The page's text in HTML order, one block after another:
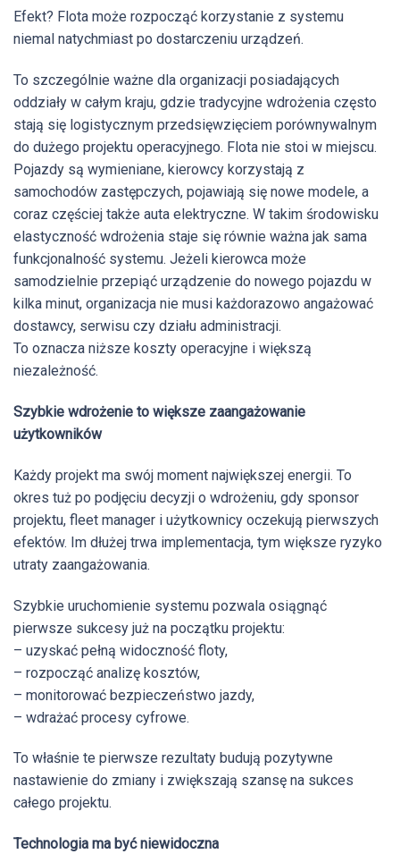
Efekt? Flota może rozpocząć korzystanie z systemu
niemal natychmiast po dostarczeniu urządzeń.
To szczególnie ważne dla organizacji posiadających
oddziały w całym kraju, gdzie tradycyjne wdrożenia często
stają się logistycznym przedsięwzięciem porównywalnym
do dużego projektu operacyjnego. Flota nie stoi w miejscu.
Pojazdy są wymieniane, kierowcy korzystają z
samochodów zastępczych, pojawiają się nowe modele, a
coraz częściej także auta elektryczne. W takim środowisku
elastyczność wdrożenia staje się równie ważna jak sama
funkcjonalność systemu. Jeżeli kierowca może
samodzielnie przepiąć urządzenie do nowego pojazdu w
kilka minut, organizacja nie musi każdorazowo angażować
dostawcy, serwisu czy działu administracji.
To oznacza niższe koszty operacyjne i większą
niezależność.
Szybkie wdrożenie to większe zaangażowanie
użytkowników
Każdy projekt ma swój moment największej energii. To
okres tuż po podjęciu decyzji o wdrożeniu, gdy sponsor
projektu, fleet manager i użytkownicy oczekują pierwszych
efektów. Im dłużej trwa implementacja, tym większe ryzyko
utraty zaangażowania.
Szybkie uruchomienie systemu pozwala osiągnąć
pierwsze sukcesy już na początku projektu:
– uzyskać pełną widoczność floty,
– rozpocząć analizę kosztów,
– monitorować bezpieczeństwo jazdy,
– wdrażać procesy cyfrowe.
To właśnie te pierwsze rezultaty budują pozytywne
nastawienie do zmiany i zwiększają szansę na sukces
całego projektu.
Technologia ma być niewidoczna